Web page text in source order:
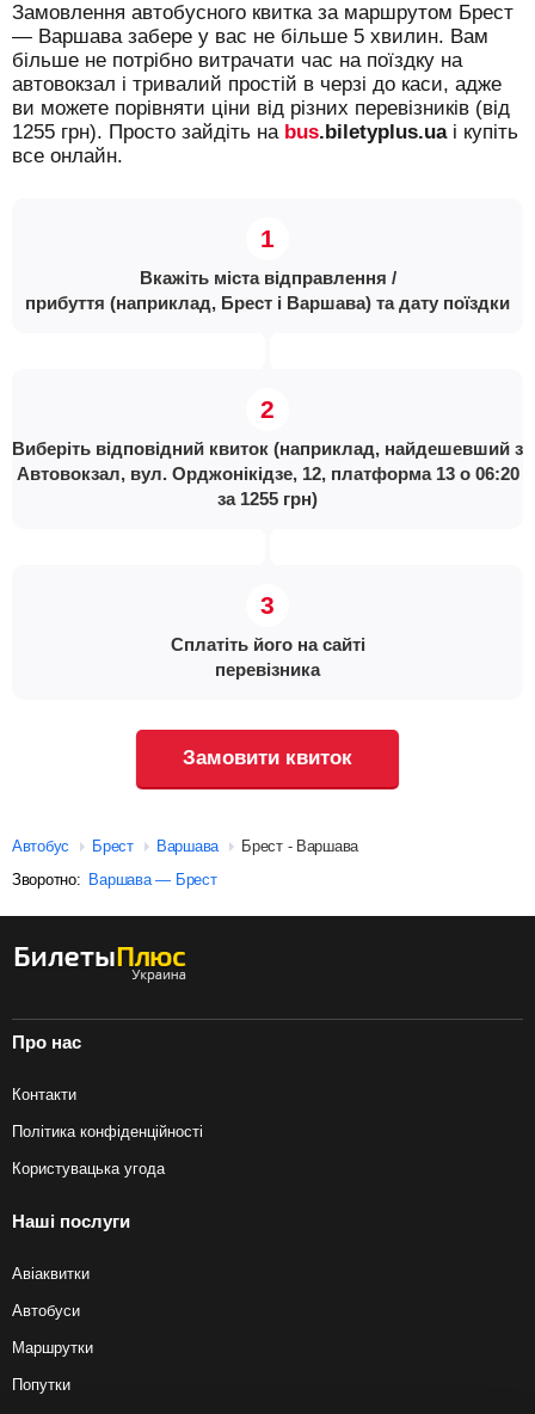
Замовлення автобусного квитка за маршрутом Брест
— Варшава забере у вас не більше 5 хвилин. Вам
більше не потрібно витрачати час на поїздку на
автовокзал і тривалий простій в черзі до каси, адже
ви можете порівняти ціни від різних перевізників (від
1255 грн). Просто зайдіть на bus.biletyplus.uaі купіть
все онлайн.
Вкажіть міста відправлення /
прибуття (наприклад, Брест і Варшава) та дату поїздки
Виберіть відповідний квиток (наприклад, найдешевший з
Автовокзал, вул. Орджонікідзе, 12, платформа 13 о 06:20
за 1255 грн)
Сплатіть його на сайті
перевізника
Замовити квиток
Автобус Брест Варшава
Брест - Варшава
Зворотно: Варшава — Брест
Про нас
Контакти
Політика конфіденційності
Користувацька угода
Наші послуги
Авіаквитки
Автобуси
Маршрутки
Попутки